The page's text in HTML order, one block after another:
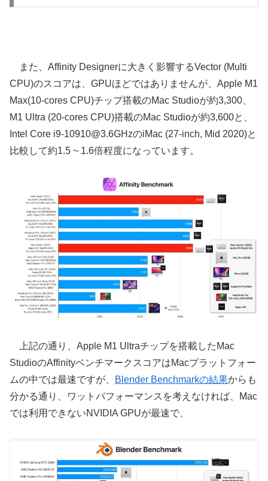
また、Affinity Designerに大きく影響するVector (Multi
CPU)のスコアは、GPUほどではありませんが、Apple M1
Max(10-cores CPU)チップ搭載のMac Studioが約3,300、
M1 Ultra (20-cores CPU)搭載のMac Studioが約3,600と、
Intel Core i9-10910@3.6GHzのiMac (27-inch, Mid 2020)と
比較して約1.5 ~ 1.6倍程度になっています。
上記の通り、Apple M1 Ultraチップを搭載したMac
StudioのAffinityベンチマークスコアはMacプラットフォー
ムの中では最速ですが、
Blender Benchmarkの結果からも
分かる通り、ワットパフォーマンスを考えなければ、Mac
では利用できないNVIDIA GPUが最速で、